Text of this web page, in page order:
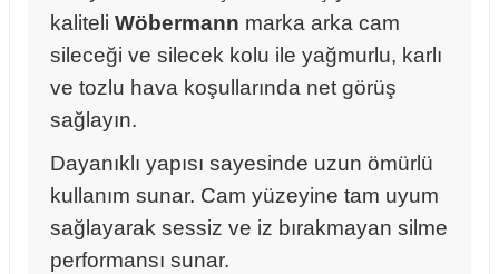
kaliteli Wöbermann marka arka cam
sileceği ve silecek kolu ile yağmurlu, karlı
ve tozlu hava koşullarında net görüş
sağlayın.
Dayanıklı yapısı sayesinde uzun ömürlü
kullanım sunar. Cam yüzeyine tam uyum
sağlayarak sessiz ve iz bırakmayan silme
performansı sunar.